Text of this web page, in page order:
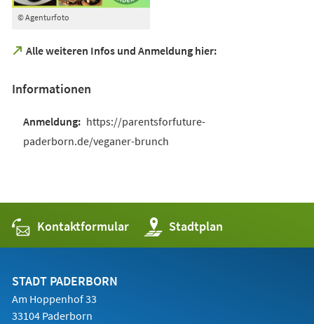
© Agenturfoto
Alle weiteren Infos und Anmeldung hier:
(Öffnet
neuen
Informationen
https://parentsforfuture-
paderborn.de/veganer-brunch
Kontaktformular Stadtplan
(Öffnet
in
einem
STADT PADERBORN
Am Hoppenhof 33
33104 Paderborn